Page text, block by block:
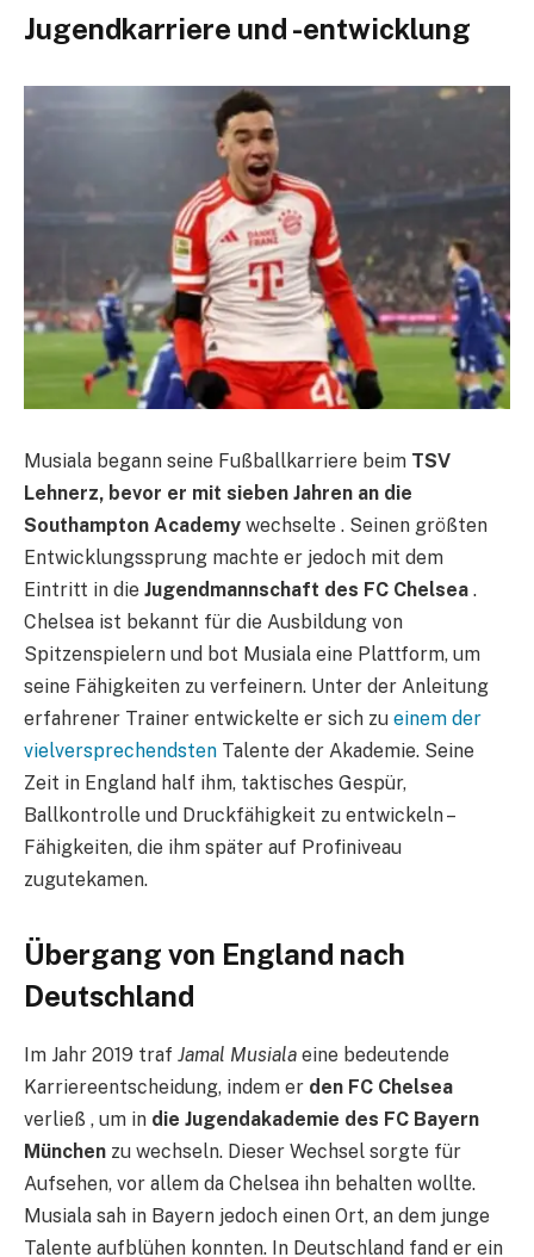
Jugendkarriere und -entwicklung
Musiala begann seine Fußballkarriere beim TSV
Lehnerz, bevor er mit sieben Jahren an die
Southampton Academy wechselte . Seinen größten
Entwicklungssprung machte er jedoch mit dem
Eintritt in die Jugendmannschaft des FC Chelsea .
Chelsea ist bekannt für die Ausbildung von
Spitzenspielern und bot Musiala eine Plattform, um
seine Fähigkeiten zu verfeinern. Unter der Anleitung
erfahrener Trainer entwickelte er sich zu einem der
vielversprechendsten Talente der Akademie. Seine
Zeit in England half ihm, taktisches Gespür,
Ballkontrolle und Druckfähigkeit zu entwickeln –
Fähigkeiten, die ihm später auf Profiniveau
zugutekamen.
Übergang von England nach
Deutschland
Im Jahr 2019 traf Jamal Musiala eine bedeutende
Karriereentscheidung, indem er den FC Chelsea
verließ , um in die Jugendakademie des FC Bayern
München zu wechseln. Dieser Wechsel sorgte für
Aufsehen, vor allem da Chelsea ihn behalten wollte.
Musiala sah in Bayern jedoch einen Ort, an dem junge
Talente aufblühen konnten. In Deutschland fand er ein